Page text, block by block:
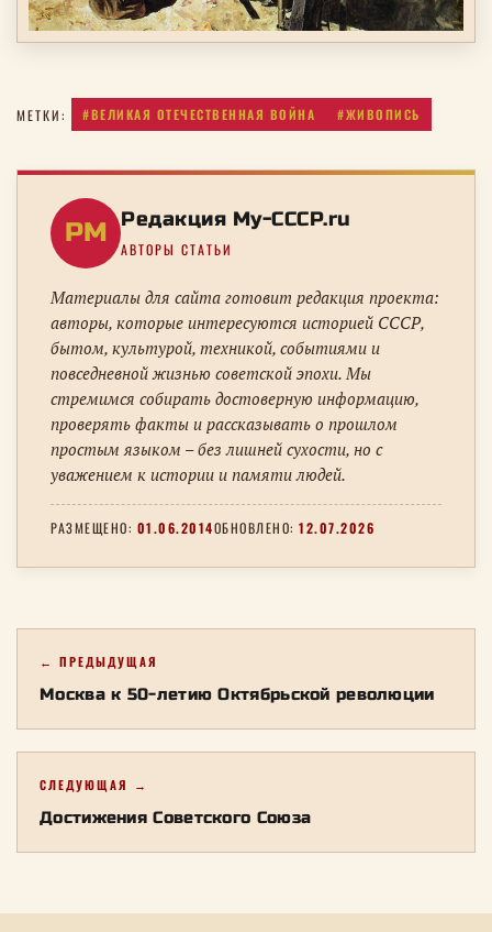
МЕТКИ: #ВЕЛИКАЯ ОТЕЧЕСТВЕННАЯ ВОЙНА #ЖИВОПИСЬ
РM Редакция My-CCCP.ru
АВТОРЫ СТАТЬИ
Материалы для сайта готовит редакция проекта:
авторы, которые интересуются историей СССР,
бытом, культурой, техникой, событиями и
повседневной жизнью советской эпохи. Мы
стремимся собирать достоверную информацию,
проверять факты и рассказывать о прошлом
простым языком – без лишней сухости, но с
уважением к истории и памяти людей.
РАЗМЕЩЕНО: 01.06.2014ОБНОВЛЕНО: 12.07.2026
← ПРЕДЫДУЩАЯ
Москва к 50-летию Октябрьской революции
СЛЕДУЮЩАЯ →
Достижения Советского Союза